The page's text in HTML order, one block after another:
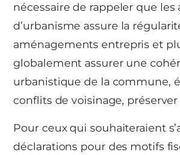
nécessaire de rappeler que les
d’urbanisme assure la
aménagements entrepris et
globalement assurer une
urbanistique de la commune,
conflits de voisinage,
Pour ceux qui souhaiteraient
déclarations pour des motifs